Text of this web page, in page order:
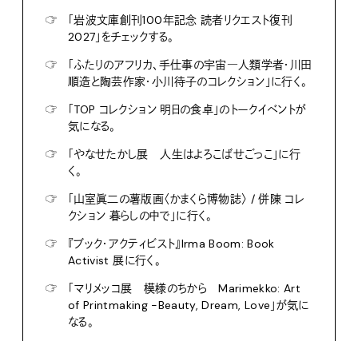
☞
「岩波文庫創刊100年記念 読者リクエスト復刊
2027」をチェックする。
☞
「ふたりのアフリカ、手仕事の宇宙―人類学者・川田
順造と陶芸作家・小川待子のコレクション」に行く。
☞
「TOP コレクション 明日の食卓」のトークイベントが
気になる。
☞
「やなせたかし展 人生はよろこばせごっこ」に行
く。
☞
「山室眞二の薯版画〈かまくら博物誌〉 / 併陳 コレ
クション 暮らしの中で」に行く。
☞
『ブック・アクティビスト』Irma Boom: Book
Activist 展に行く。
☞
「マリメッコ展 模様のちから Marimekko: Art
of Printmaking -Beauty, Dream, Love」が気に
なる。